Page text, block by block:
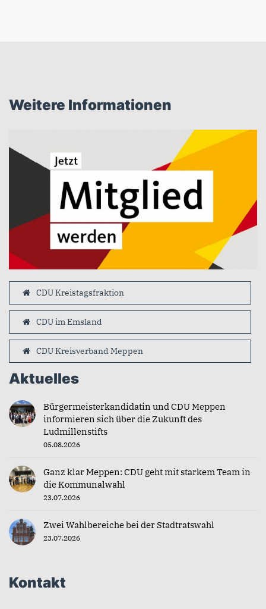
Weitere Informationen
CDU Kreistagsfraktion
CDU im Emsland
CDU Kreisverband Meppen
Aktuelles
Bürgermeisterkandidatin und CDU Meppen
informieren sich über die Zukunft des
Ludmillenstifts
05.08.2026
Ganz klar Meppen: CDU geht mit starkem Team in
die Kommunalwahl
23.07.2026
Zwei Wahlbereiche bei der Stadtratswahl
23.07.2026
Kontakt